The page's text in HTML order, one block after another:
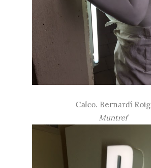
Calco. Bernardí Roig
Muntref